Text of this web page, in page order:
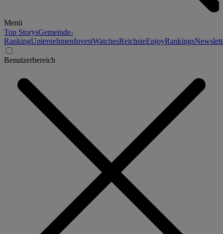
Menü
Top StorysGemeinde-
RankingUnternehmenInvestWatchesReichsteEnjoyRankings
Benutzerbereich